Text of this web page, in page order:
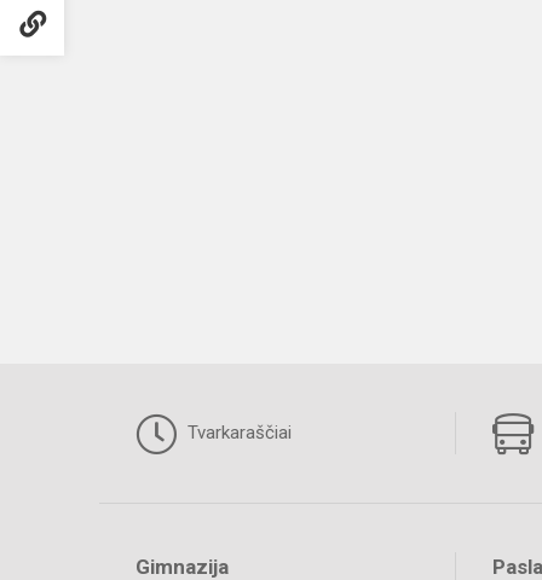
Tvarkaraščiai
Gimnazija